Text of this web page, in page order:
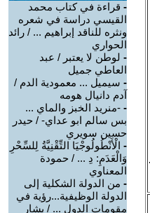
- قراءة في كتاب محمد
القيسي دراسة في شعره
ونثره للناقد إبراهيم ... / رائد
الحواري
- لوطن لا يعتبر / عبد
العاطي جميل
- سيميل ... معمودية الدم /
آدم دانيال هومه
- -منريد الخبز والماي ...
بس سالم ابو عداي- / حيدر
حسين سويري
- الْأَنْطُولُوجْيَا التِّقْنِيَّةُ لِلسِّحْرِ
وَالْعَدَمِ: دِ ... / حمودة
المعناوي
- من الدولة الشكلية إلى
الدولة الوظيفية...رؤية في
مقومات الدول ... / بشار